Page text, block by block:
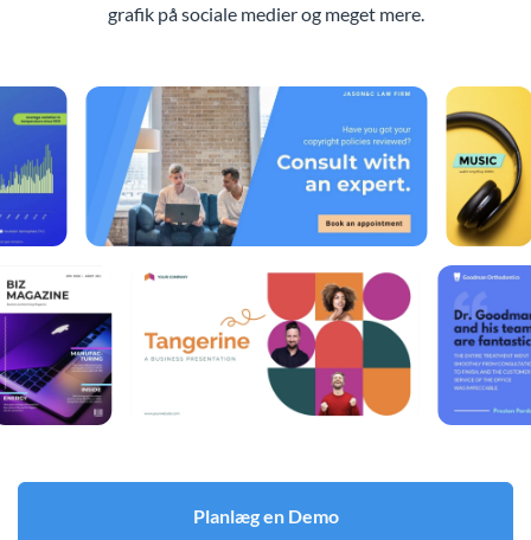
grafik på sociale medier og meget mere.
Planlæg en Demo